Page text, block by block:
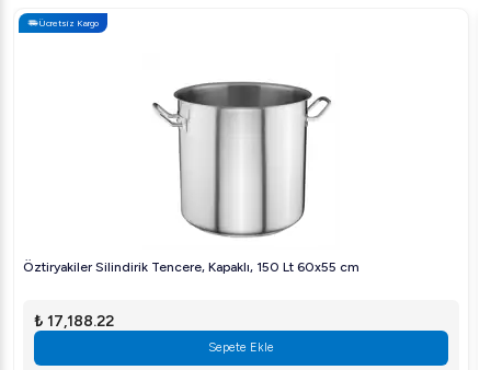
Fiyat:TL ile satılmaktadır. Detaylı bilgi için lütfen satış
Ücretsiz Kargo
Öztiryakiler Silindirik Tencere, Kapaklı, 150 Lt 60x55 cm
₺ 17,188.22
Sepete Ekle